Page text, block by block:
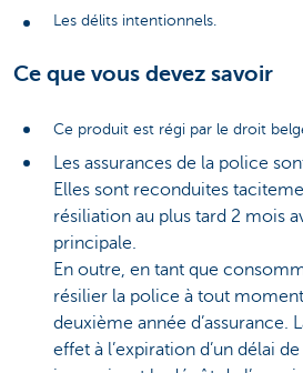
Les délits intentionnels.
Ce que vous devez savoir
Ce produit est régi par le droit
Les assurances de la police
Elles sont reconduites
résiliation au plus tard 2 mois
principale.
En outre, en tant que
résilier la police à tout
deuxième année d’assurance.
effet à l’expiration d’un délai